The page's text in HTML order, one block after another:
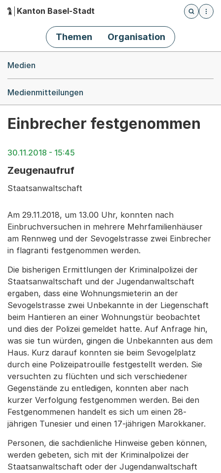
Hauptnavigation
Kanton Basel-Stadt
Öffnet
Themen Organisation
Medien
Medienmitteilungen
Einbrecher festgenommen
30.11.2018 - 15:45
Zeugenaufruf
Staatsanwaltschaft
Am 29.11.2018, um 13.00 Uhr, konnten nach
Einbruchversuchen in mehrere Mehrfamilienhäuser
am Rennweg und der Sevogelstrasse zwei Einbrecher
in flagranti festgenommen werden.
Die bisherigen Ermittlungen der Kriminalpolizei der
Staatsanwaltschaft und der Jugendanwaltschaft
ergaben, dass eine Wohnungsmieterin an der
Sevogelstrasse zwei Unbekannte in der Liegenschaft
beim Hantieren an einer Wohnungstür beobachtet
und dies der Polizei gemeldet hatte. Auf Anfrage hin,
was sie tun würden, gingen die Unbekannten aus dem
Haus. Kurz darauf konnten sie beim Sevogelplatz
durch eine Polizeipatrouille festgestellt werden. Sie
versuchten zu flüchten und sich verschiedener
Gegenstände zu entledigen, konnten aber nach
kurzer Verfolgung festgenommen werden. Bei den
Festgenommenen handelt es sich um einen 28-
jährigen Tunesier und einen 17-jährigen Marokkaner.
Personen, die sachdienliche Hinweise geben können,
werden gebeten, sich mit der Kriminalpolizei der
Staatsanwaltschaft oder der Jugendanwaltschaft